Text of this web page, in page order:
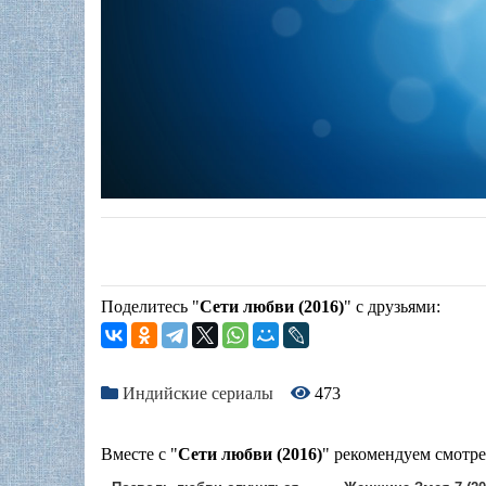
Поделитесь "Сети любви (2016)" с друзьями:
Индийские сериалы 473
Вместе с "Сети любви (2016)" рекомендуем